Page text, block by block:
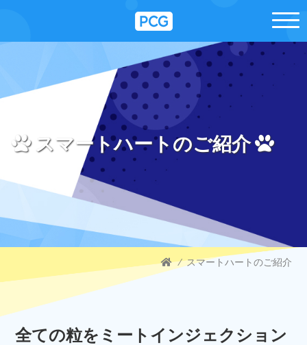
スマートハートのご紹介
⁄ スマートハートのご紹介
全ての粒をミートインジェクション